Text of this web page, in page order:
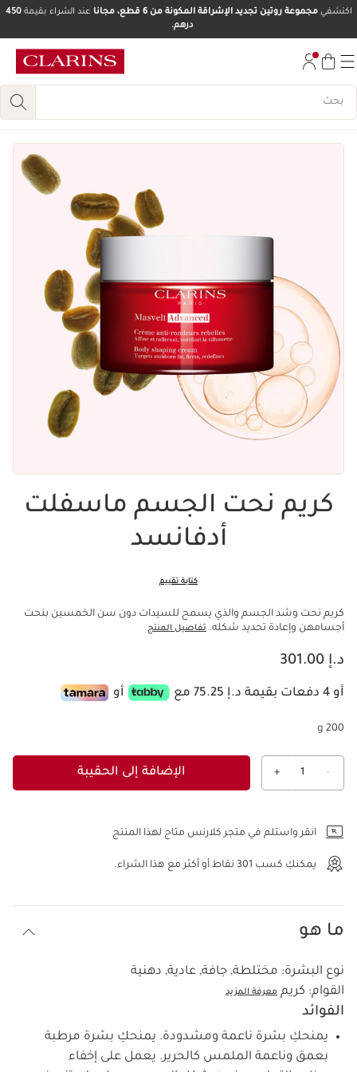
انتقل إلى أسفل الصفحة
اكتشفيمجموعة روتين تجديد الإشراقة المكونة من 6 قطع، مجانا عند الشراء بقيمة450
درهم.
كريم نحت الجسم ماسفلت
أدفانسد
كتابة تقييم
كريم نحت وشد الجسم والذي يسمح للسيدات دون سن الخمسين بنحت
أجسامهن وإعادة تحديد شكله. تفاصيل المنتج
السعر الحالي هو د.إ 301.00
د.إ 301.00
أو 4 دفعات بقيمة د.إ 75.25 مع أو
200 g
-
1
+ الإضافة إلى الحقيبة
انقر واستلم في متجر كلارنس متاح لهذا المنتج
يمكنكِ كسب 301 نقاط أو أكثر مع هذا الشراء.
ما هو
نوع البشرة: مختلطة, جافة, عادية, دهنية
القوام: كريم معرفة المزيد
الفوائد
يمنحكِ بشرة ناعمة ومشدودة. يمنحكِ بشرة مرطبة
بعمق وناعمة الملمس كالحرير. يعمل على إخفاء